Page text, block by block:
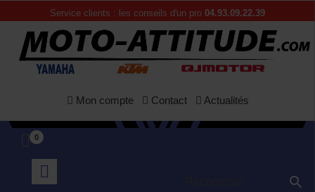
Service clients : les conseils d'un pro 04.93.09.22.39
Mon compte Contact Actualités
0
